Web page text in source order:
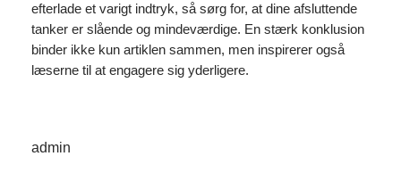
efterlade et varigt indtryk, så sørg for, at dine afsluttende
tanker er slående og mindeværdige. En stærk konklusion
binder ikke kun artiklen sammen, men inspirerer også
læserne til at engagere sig yderligere.
admin